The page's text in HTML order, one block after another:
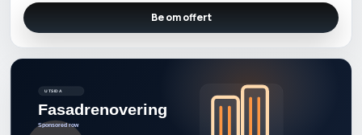
Be om offert